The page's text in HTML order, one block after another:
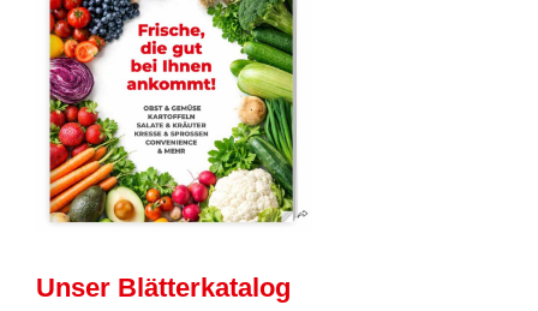
Unser Blätterkatalog